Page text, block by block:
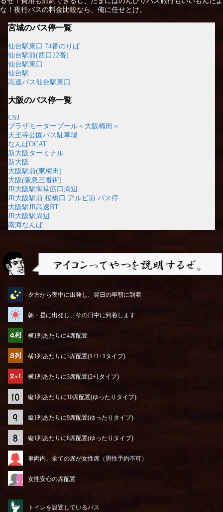
な！夜行バスの料金比較なら、俺に任せとけ。
宮城のバス停一覧
仙台駅東口 74番のりば
仙台駅前(西口22番)
仙台駅東口
仙台駅
高速バス仙台駅東口
大阪のバス停一覧
USJ
プラザモータープール＜大阪梅田＞
天王寺公園バス駐車場
なんばOCAT
新大阪ターミナル
新大阪
大阪駅前(東梅田)
大阪(阪急三番街)
JR大阪駅御堂筋口周辺
JR大阪駅前 桜橋口 アルビ前 バス停
大阪駅JR高速BT
JR大阪駅周辺
南海なんば
夕方から夜中に出発し、翌日の早朝に到着
朝・昼に出発し、その日中に到着します
横1列あたりに4席配置
横1列あたりに3席配置(1+1+1タイプ)
横1列あたりに3席配置(2+1タイプ)
縦1列あたりに10席配置(ゆったりタイプ)
縦1列あたりに9席配置(ゆったりタイプ)
縦1列あたりに8席配置(ゆったりタイプ)
車両内、全ての席が女性席（男性予約不可）
女性安心の席配置
トイレを設置しているバス